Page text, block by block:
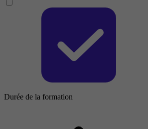
Durée de la formation